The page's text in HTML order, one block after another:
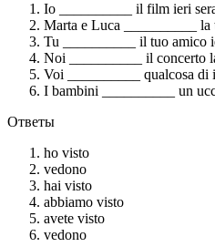
Io __________ il film ieri
Marta e Luca __________ la
Tu __________ il tuo amico
Noi __________ il concerto
Voi __________ qualcosa di
I bambini __________ un
Ответы
ho visto
vedono
hai visto
abbiamo visto
avete visto
vedono